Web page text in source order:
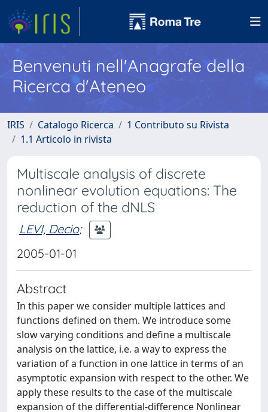
Benvenuti nell'Anagrafe della
Ricerca d'Ateneo
IRIS Catalogo Ricerca
1 Contributo su Rivista
1.1 Articolo in rivista
Multiscale analysis of discrete
nonlinear evolution equations: The
reduction of the dNLS
LEVI, Decio;
2005-01-01
Abstract
In this paper we consider multiple lattices and
functions defined on them. We introduce some
slow varying conditions and define a multiscale
analysis on the lattice, i.e. a way to express the
variation of a function in one lattice in terms of an
asymptotic expansion with respect to the other. We
apply these results to the case of the multiscale
expansion of the differential-difference Nonlinear